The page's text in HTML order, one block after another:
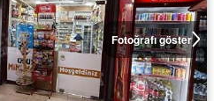
Fotoğrafı göster